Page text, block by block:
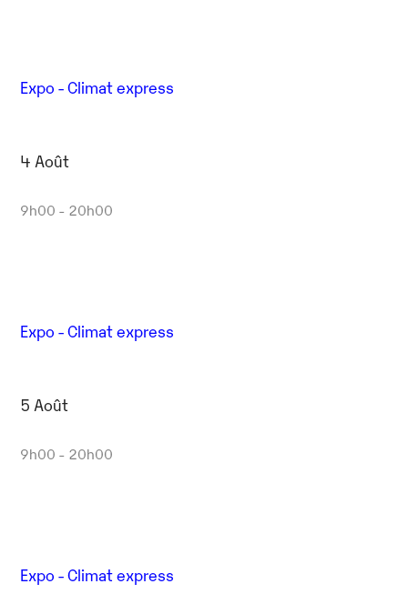
Expo - Climat express
4 Août
9h00 - 20h00
Expo - Climat express
5 Août
9h00 - 20h00
Expo - Climat express